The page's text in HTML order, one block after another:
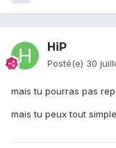
HiP
Posté(e) 30
mais tu pourras pas
mais tu peux tout